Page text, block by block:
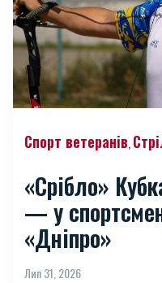
Спорт ветеранів
«Срібло»
— у
«Дніпро»
Лип 31, 2026